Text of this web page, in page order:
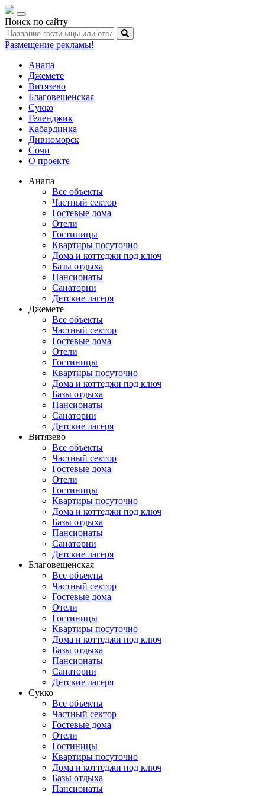
Toggle
navigation
Поиск по сайту
Размещение рекламы!
Анапа
Джемете
Витязево
Благовещенская
Сукко
Геленджик
Кабардинка
Дивноморск
Сочи
О проекте
Анапа
Все объекты
Частный сектор
Гостевые дома
Отели
Гостиницы
Квартиры посуточно
Дома и коттеджи под ключ
Базы отдыха
Пансионаты
Санатории
Детские лагеря
Джемете
Все объекты
Частный сектор
Гостевые дома
Отели
Гостиницы
Квартиры посуточно
Дома и коттеджи под ключ
Базы отдыха
Пансионаты
Санатории
Детские лагеря
Витязево
Все объекты
Частный сектор
Гостевые дома
Отели
Гостиницы
Квартиры посуточно
Дома и коттеджи под ключ
Базы отдыха
Пансионаты
Санатории
Детские лагеря
Благовещенская
Все объекты
Частный сектор
Гостевые дома
Отели
Гостиницы
Квартиры посуточно
Дома и коттеджи под ключ
Базы отдыха
Пансионаты
Санатории
Детские лагеря
Сукко
Все объекты
Частный сектор
Гостевые дома
Отели
Гостиницы
Квартиры посуточно
Дома и коттеджи под ключ
Базы отдыха
Пансионаты